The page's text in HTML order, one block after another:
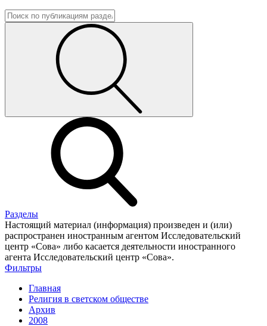
Разделы
Настоящий материал (информация) произведен и (или)
распространен иностранным агентом Исследовательский
центр «Сова» либо касается деятельности иностранного
агента Исследовательский центр «Сова».
Фильтры
Главная
Религия в светском обществе
Архив
2008